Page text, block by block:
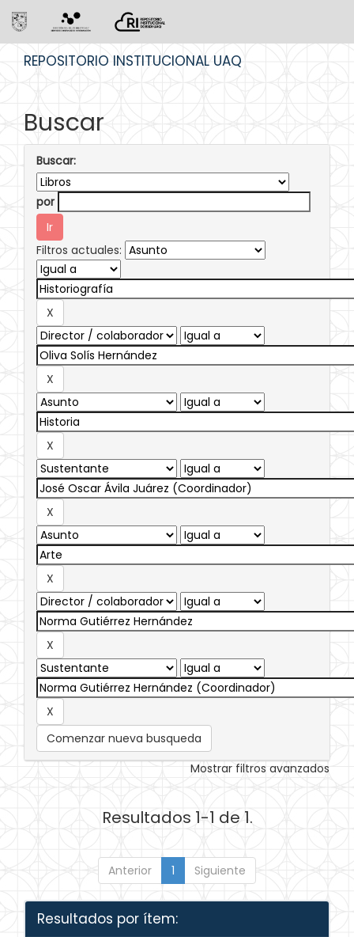
REPOSITORIO INSTITUCIONAL UAQ
Buscar
Buscar:
por
Filtros actuales:
Comenzar nueva busqueda
Mostrar filtros avanzados
Resultados 1-1 de 1.
Anterior 1 Siguiente
Resultados por ítem: